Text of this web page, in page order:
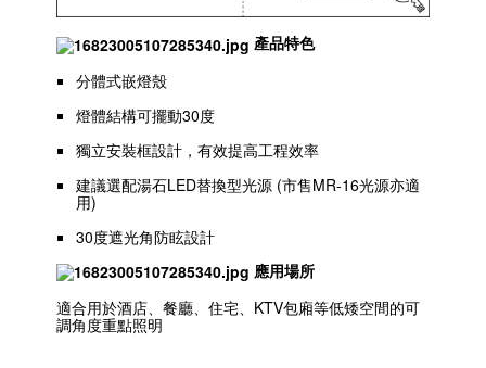
產品特色
分體式嵌燈殼
燈體結構可擺動30度
獨立安裝框設計，有效提高工程效率
建議選配湯石LED替換型光源 (市售MR-16光源亦適
用)
30度遮光角防眩設計
應用場所
適合用於酒店、餐廳、住宅、KTV包廂等低矮空間的可
調角度重點照明